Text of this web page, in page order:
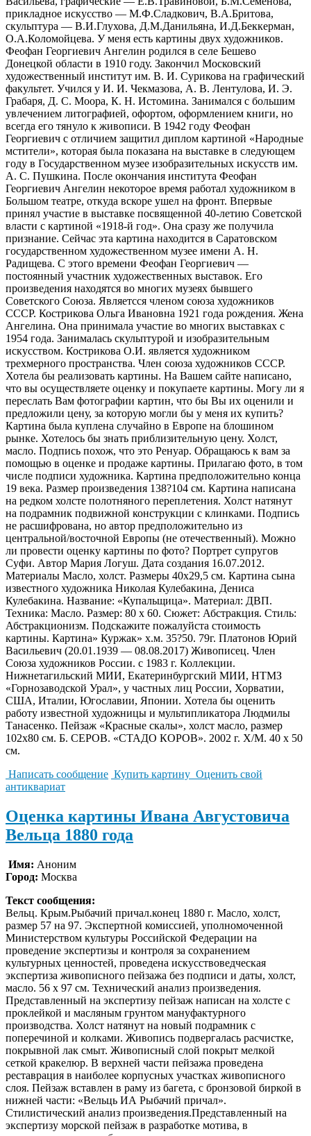
прикладное искусство — М.Ф.Сладкович, В.А.Бритова,
скульптура — В.И.Глухова, Д.М.Данильяна, И.Д.Беккерман,
О.А.Коломойцева. У меня есть картины двух художников.
Феофан Георгиевич Ангелин родился в селе Бешево
Донецкой области в 1910 году. Закончил Московский
художественный институт им. В. И. Сурикова на графический
факультет. Учился у И. И. Чекмазова, А. В. Лентулова, И. Э.
Грабаря, Д. С. Моора, К. Н. Истомина. Занимался с большим
увлечением литографией, офортом, оформлением книги, но
всегда его тянуло к живописи. В 1942 году Феофан
Георгиевич с отличием защитил диплом картиной «Народные
мстители», которая была показана на выставке в следующем
году в Государственном музее изобразительных искусств им.
А. С. Пушкина. После окончания института Феофан
Георгиевич Ангелин некоторое время работал художником в
Большом театре, откуда вскоре ушел на фронт. Впервые
принял участие в выставке посвященной 40-летию Советской
власти с картиной «1918-й год». Она сразу же получила
признание. Сейчас эта картина находится в Саратовском
государственном художественном музее имени А. Н.
Радищева. С этого времени Феофан Георгиевич —
постоянный участник художественных выставок. Его
произведения находятся во многих музеях бывшего
Советского Союза. Являетсся членом союза художников
СССР. Кострикова Ольга Ивановна 1921 года рождения. Жена
Ангелина. Она принимала участие во многих выставках с
1954 года. Занималась скульптурой и изобразительным
искусством. Кострикова О.И. является художником
трехмерного пространства. Член союза художников СССР.
Хотела бы реализовать картины. На Вашем сайте написано,
что вы осуществляете оценку и покупаете картины. Могу ли я
переслать Вам фотографии картин, что бы Вы их оценили и
предложили цену, за которую могли бы у меня их купить?
Картина была куплена случайно в Европе на блошином
рынке. Хотелось бы знать приблизительную цену. Холст,
масло. Подпись похож, что это Ренуар. Обращаюсь к вам за
помощью в оценке и продаже картины. Прилагаю фото, в том
числе подписи художника. Картина предположительно конца
19 века. Размер произведения 138?104 см. Картина написана
на редком холсте полотняного переплетения. Холст натянут
на подрамник подвижной конструкции с клинками. Подпись
не расшифрована, но автор предположительно из
центральной/восточной Европы (не отечественный). Можно
ли провести оценку картины по фото? Портрет супругов
Суфи. Автор Мария Логуш. Дата создания 16.07.2012.
Материалы Масло, холст. Размеры 40х29,5 см. Картина сына
известного художника Николая Кулебакина, Дениса
Кулебакина. Название: «Купальщица». Материал: ДВП.
Техника: Масло. Размер: 80 x 60. Сюжет: Абстракция. Стиль:
Абстракционизм. Подскажите пожалуйста стоимость
картины. Картина» Куржак» х.м. 35?50. 79г. Платонов Юрий
Васильевич (20.01.1939 — 08.08.2017) Живописец. Член
Союза художников России. с 1983 г. Коллекции.
Нижнетагильский МИИ, Екатеринбургский МИИ, НТМЗ
«Горнозаводской Урал», у частных лиц России, Хорватии,
США, Италии, Югославии, Японии. Хотела бы оценить
работу известной художницы и мультипликатора Людмилы
Танасенко. Пейзаж «Красные скалы», холст масло, размер
102х80 см. Б. СЕРОВ. «СТАДО КОРОВ». 2002 г. Х/М. 40 х 50
см.
Написать сообщение Купить картину Оценить свой
антиквариат
Оценка картины Ивана Августовича
Вельца 1880 года
Имя: Аноним
Город: Москва
Текст сообщения:
Вельц. Крым.Рыбачий причал.конец 1880 г. Масло, холст,
размер 57 на 97. Экспертной комиссией, уполномоченной
Министерством культуры Российской Федерации на
проведение экспертизы и контроля за сохранением
культурных ценностей, проведена искусствоведческая
экспертиза живописного пейзажа без подписи и даты, холст,
масло. 56 х 97 см. Технический анализ произведения.
Представленный на экспертизу пейзаж написан на холсте с
проклейкой и масляным грунтом мануфактурного
производства. Холст натянут на новый подрамник с
поперечиной и колками. Живопись подвергалась расчистке,
покрывной лак смыт. Живописный слой покрыт мелкой
сеткой кракелюр. В верхней части пейзажа проведена
реставрация в наиболее корпусных участках живописного
слоя. Пейзаж вставлен в раму из багета, с бронзовой биркой в
нижней части: «Вельць ИА Рыбачий причал».
Стилистический анализ произведения.Представленный на
экспертизу морской пейзаж в разработке мотива, в